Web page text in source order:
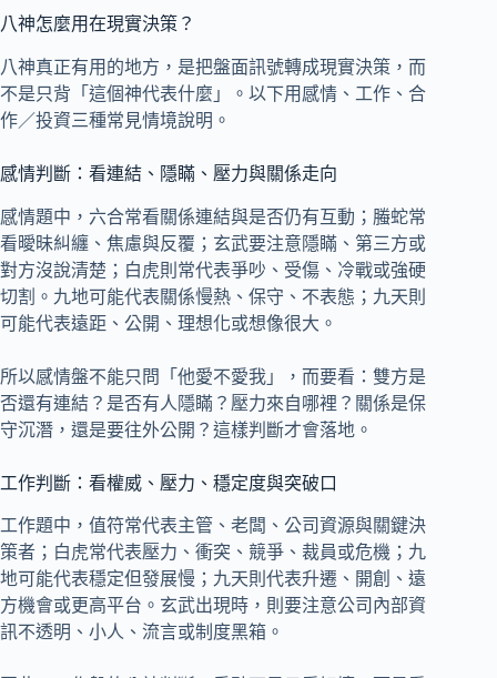
八神怎麼用在現實決策？
八神真正有用的地方，是把盤面訊號轉成現實決策，而
不是只背「這個神代表什麼」。以下用感情、工作、合
作／投資三種常見情境說明。
感情判斷：看連結、隱瞞、壓力與關係走向
感情題中，六合常看關係連結與是否仍有互動；螣蛇常
看曖昧糾纏、焦慮與反覆；玄武要注意隱瞞、第三方或
對方沒說清楚；白虎則常代表爭吵、受傷、冷戰或強硬
切割。九地可能代表關係慢熱、保守、不表態；九天則
可能代表遠距、公開、理想化或想像很大。
所以感情盤不能只問「他愛不愛我」，而要看：雙方是
否還有連結？是否有人隱瞞？壓力來自哪裡？關係是保
守沉潛，還是要往外公開？這樣判斷才會落地。
工作判斷：看權威、壓力、穩定度與突破口
工作題中，值符常代表主管、老闆、公司資源與關鍵決
策者；白虎常代表壓力、衝突、競爭、裁員或危機；九
地可能代表穩定但發展慢；九天則代表升遷、開創、遠
方機會或更高平台。玄武出現時，則要注意公司內部資
訊不透明、小人、流言或制度黑箱。